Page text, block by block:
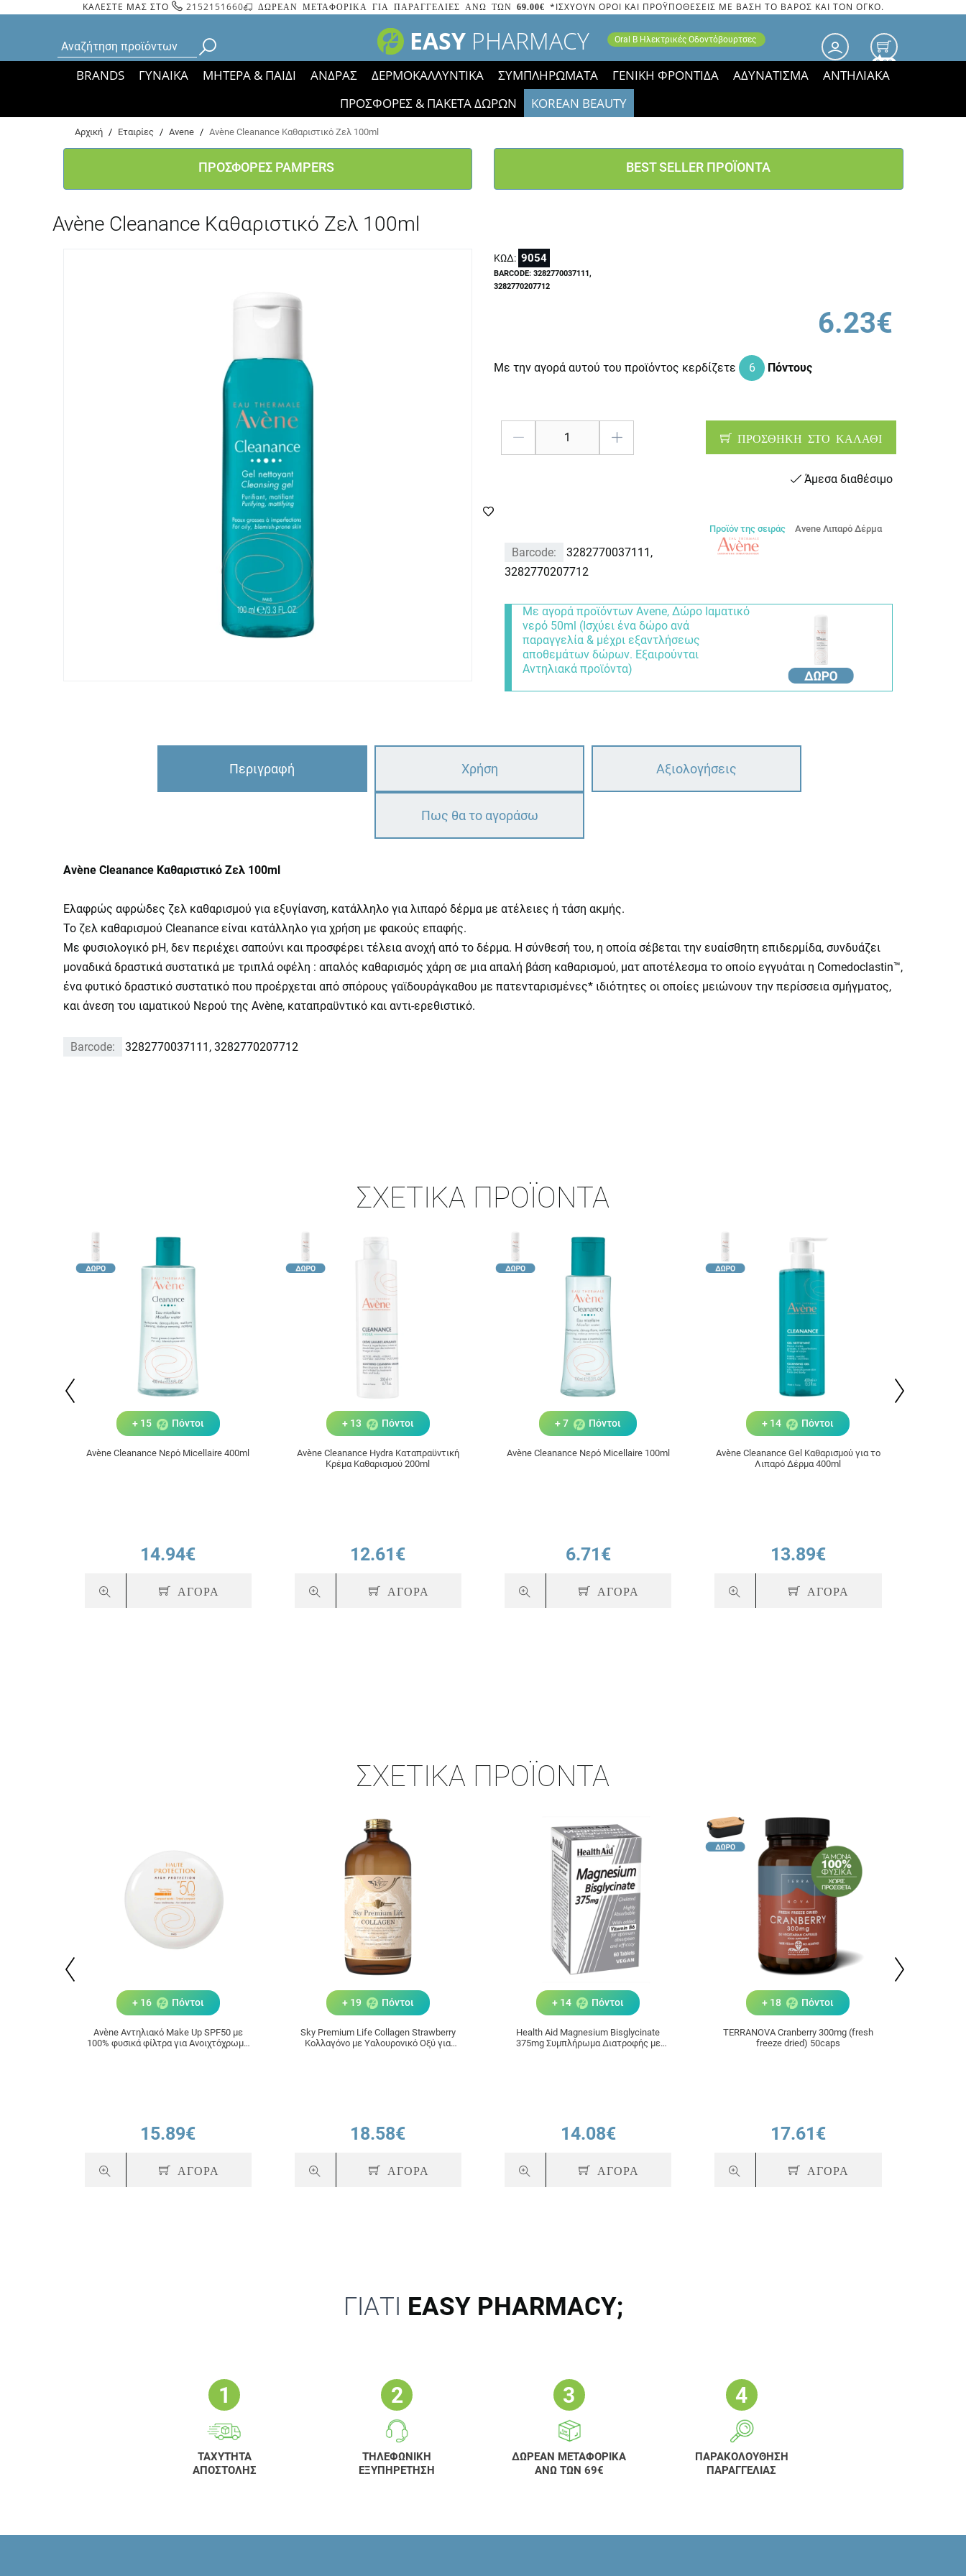
ΚΑΛΕΣΤΕ ΜΑΣ ΣΤΟ 2152151660 ΔΩΡΕΑΝ ΜΕΤΑΦΟΡΙΚΑ ΓΙΑ ΠΑΡΑΓΓΕΛΙΕΣ ΑΝΩ ΤΩΝ 69.00€ *ΙΣΧΥΟΥΝ ΟΡΟΙ ΚΑΙ ΠΡΟΫΠΟΘΕΣΕΙΣ ΜΕ ΒΑΣΗ ΤΟ ΒΑΡΟΣ ΚΑΙ ΤΟΝ ΟΓΚΟ.
EASY PHARMACY Oral B Ηλεκτρικές Οδοντόβουρτσες
0.00
BRANDS ΓΥΝΑΙΚΑ ΜΗΤΕΡΑ & ΠΑΙΔΙ ΑΝΔΡΑΣ ΔΕΡΜΟΚΑΛΛΥΝΤΙΚΑ ΣΥΜΠΛΗΡΩΜΑΤΑ ΓΕΝΙΚΗ ΦΡΟΝΤΙΔΑ ΑΔΥΝΑΤΙΣΜΑ
ΑΝΤΗΛΙΑΚΑ
ΠΡΟΣΦΟΡΕΣ & ΠΑΚΕΤΑ ΔΩΡΩΝ
KOREAN BEAUTY
Bάσει ΦΕΚ 35935/2023 τα εικονίδια των εκπτώσεων έφυγαν, οι χαμηλές μας τιμές ΠΑΡΑΜΕΝΟΥΝ!
Αρχική / Εταιρίες / Avene / Avène Cleanance Καθαριστικό Ζελ 100ml
ΠΡΟΣΦΟΡΕΣ PAMPERS BEST SELLER ΠΡΟΪΟΝΤΑ
Avène Cleanance Καθαριστικό Ζελ 100ml
ΚΩΔ: 9054
BARCODE: 3282770037111,
3282770207712
6.23€
Με την αγορά αυτού του προϊόντος κερδίζετε 6 Πόντους
ΠΡΟΣΘΗΚΗ ΣΤΟ ΚΑΛΑΘΙ
Άμεσα διαθέσιμο
Barcode:
3282770037111,
3282770207712
Προϊόν της σειράς Avene Λιπαρό Δέρμα
Με αγορά προϊόντων Avene, Δώρο Ιαματικό
νερό 50ml (Ισχύει ένα δώρο ανά
παραγγελία & μέχρι εξαντλήσεως
αποθεμάτων δώρων. Εξαιρούνται
Αντηλιακά προϊόντα)
Περιγραφή Χρήση Αξιολογήσεις
Πως θα το αγοράσω
Avène Cleanance Καθαριστικό Ζελ 100ml
Ελαφρώς αφρώδες ζελ καθαρισμού για εξυγίανση, κατάλληλο για λιπαρό δέρμα με ατέλειες ή τάση ακμής.
Το ζελ καθαρισμού Cleanance είναι κατάλληλο για χρήση με φακούς επαφής.
Με φυσιολογικό pH, δεν περιέχει σαπούνι και προσφέρει τέλεια ανοχή από το δέρμα. Η σύνθεσή του, η οποία σέβεται την ευαίσθητη επιδερμίδα, συνδυάζει
μοναδικά δραστικά συστατικά με τριπλά οφέλη : απαλός καθαρισμός χάρη σε μια απαλή βάση καθαρισμού, ματ αποτέλεσμα το οποίο εγγυάται η Comedoclastin™,
ένα φυτικό δραστικό συστατικό που προέρχεται από σπόρους γαϊδουράγκαθου με πατενταρισμένες* ιδιότητες οι οποίες μειώνουν την περίσσεια σμήγματος,
και άνεση του ιαματικού Νερού της Avène, καταπραϋντικό και αντι-ερεθιστικό.
Barcode: 3282770037111, 3282770207712
ΣΧΕΤΙΚΆ ΠΡΟΪΌΝΤΑ
+ 15 Πόντοι
Avène Cleanance Νερό Micellaire 400ml
14.94€
ΑΓΟΡΑ
+ 13 Πόντοι
Avène Cleanance Hydra Καταπραϋντική
Κρέμα Καθαρισμού 200ml
12.61€
ΑΓΟΡΑ
+ 7 Πόντοι
Avène Cleanance Νερό Micellaire 100ml
6.71€
ΑΓΟΡΑ
+ 14 Πόντοι
Avène Cleanance Gel Καθαρισμού για το
Λιπαρό Δέρμα 400ml
13.89€
ΑΓΟΡΑ
ΣΧΕΤΙΚΆ ΠΡΟΪΌΝΤΑ
+ 16 Πόντοι
Avène Αντηλιακό Make Up SPF50 με
100% φυσικά φίλτρα για Ανοιχτόχρωμη
15.89€
ΑΓΟΡΑ
+ 19 Πόντοι
Sky Premium Life Collagen Strawberry
Κολλαγόνο με Υαλουρονικό Οξύ για
18.58€
ΑΓΟΡΑ
+ 14 Πόντοι
Health Aid Magnesium Bisglycinate
375mg Συμπλήρωμα Διατροφής με
14.08€
ΑΓΟΡΑ
+ 18 Πόντοι
TERRANOVA Cranberry 300mg (fresh
freeze dried) 50caps
17.61€
ΑΓΟΡΑ
ΓΙΑΤΙ EASY PHARMACY;
ΤΑΧΥΤΗΤΑ
ΑΠΟΣΤΟΛΗΣ
ΤΗΛΕΦΩΝΙΚΗ
ΕΞΥΠΗΡΕΤΗΣΗ
ΔΩΡΕΑΝ ΜΕΤΑΦΟΡΙΚΑ
ΑΝΩ ΤΩΝ 69€
ΠΑΡΑΚΟΛΟΥΘΗΣΗ
ΠΑΡΑΓΓΕΛΙΑΣ